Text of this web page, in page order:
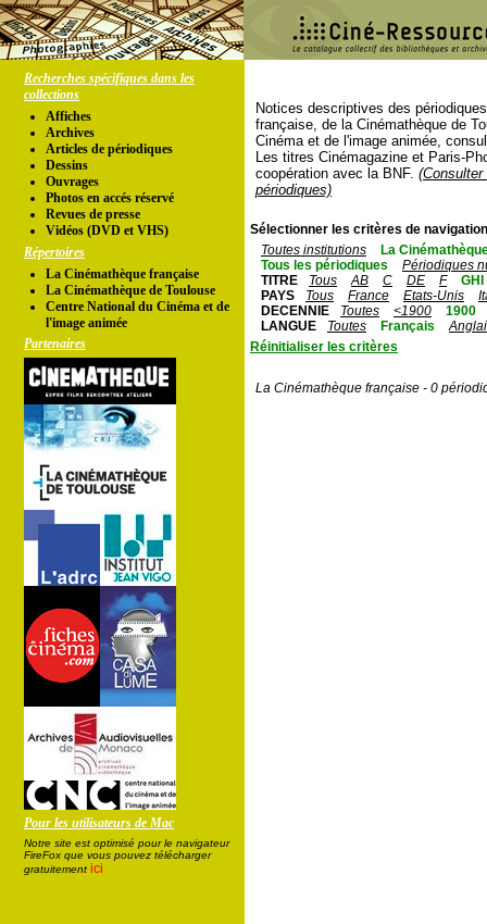
Recherches spécifiques dans les
collections
Affiches
Archives
Articles de périodiques
Dessins
Ouvrages
Photos en accés réservé
Revues de presse
Vidéos (DVD et VHS)
Répertoires
La Cinémathèque française
La Cinémathèque de Toulouse
Centre National du Cinéma et de
l'image animée
Partenaires
Pour les utilisateurs de Mac
Notre site est optimisé pour le navigateur
FireFox que vous pouvez télécharger
gratuitement ici
Notices descriptives des
française, de la Cinémathèque de
Cinéma et de l'image animée,
Les titres Cinémagazine et Paris-
coopération avec la BNF.
périodiques)
Sélectionner les critères de
Toutes institutions
La
Tous les périodiques
Périodiques
TITRE
Tous AB C DE F
GHI
PAYS
Tous France Etats-Unis
DECENNIE
Toutes <1900
1900
LANGUE
Toutes Français
Réinitialiser les critères
La Cinémathèque française - 0